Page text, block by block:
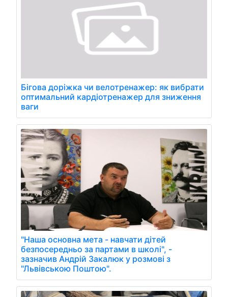
Бігова доріжка чи велотренажер: як вибрати
оптимальний кардіотренажер для зниження
ваги
"Наша основна мета - навчати дітей
безпосередньо за партами в школі", -
зазначив Андрій Закалюк у розмові з
"Львівською Поштою".